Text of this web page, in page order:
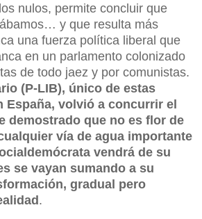
nulos, permite concluir que
y que resulta más
una fuerza política liberal que
en un parlamento colonizado
de todo jaez y por comunistas.
(P-LIB), único de estas
España, volvió a concurrir el
demostrado que no es flor de
vía de agua importante
vendrá de su
se vayan sumando a su
gradual pero
.